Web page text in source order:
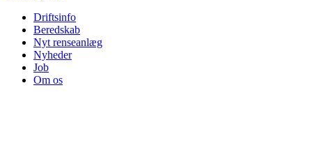
Driftsinfo
Beredskab
Nyt renseanlæg
Nyheder
Job
Om os